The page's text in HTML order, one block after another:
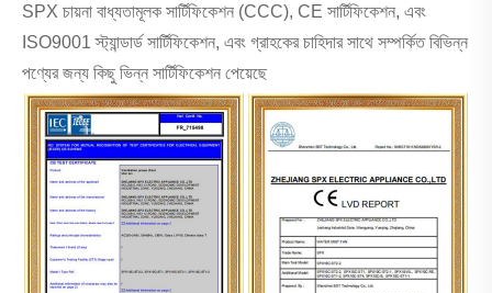
SPX চায়না বাধ্যতামূলক সার্টিফিকেশন (CCC), CE সার্টিফিকেশন, এবং
ISO9001 স্ট্যান্ডার্ড সার্টিফিকেশন, এবং গ্রাহকের চাহিদার সাথে সম্পর্কিত বিভিন্ন
পণ্যের জন্য কিছু ভিন্ন সার্টিফিকেশন পেয়েছে